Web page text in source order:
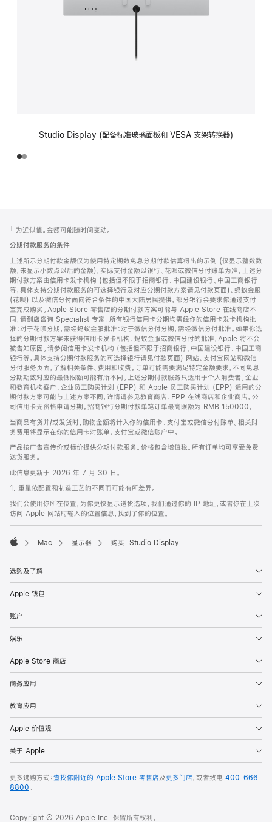
Studio Display (配备标准玻璃面板和 VESA 支架转换器)
页
页
脚
注
‡ 为近似值。金额可能随时间变动。
分期付款服务的条件
上述所示分期付款金额仅为使用特定期数免息分期付款估算得出的示例 (仅显示整数数
额，未显示小数点以后的金额)，实际支付金额以银行、花呗或微信分付账单为准。上述分
期付款方案由信用卡发卡机构 (包括但不限于招商银行、中国建设银行、中国工商银行
等，具体支持分期付款服务的可选择银行及对应分期付款方案请见付款页面)、蚂蚁金服
(花呗) 以及微信分付面向符合条件的中国大陆居民提供。部分银行会要求你通过支付
宝完成购买。Apple Store 零售店的分期付款方案可能与 Apple Store 在线商店不
同，请到店咨询 Specialist 专家。所有银行信用卡分期均需经你的信用卡发卡机构批
准；对于花呗分期，需经蚂蚁金服批准；对于微信分付分期，需经微信分付批准。如果你选
择的分期付款方案未获得信用卡发卡机构、蚂蚁金服或微信分付的批准，Apple 将不会
被告知原因。请参阅信用卡发卡机构 (包括但不限于招商银行、中国建设银行、中国工商
银行等，具体支持分期付款服务的可选择银行请见付款页面) 网站、支付宝网站和微信
分付服务页面，了解相关条件、费用和收费。订单可能需要满足特定金额要求，不同免息
分期期数对应的最低限额可能有所不同。上述分期付款服务只适用于个人消费者。企业
和教育机构客户、企业员工购买计划 (EPP) 和 Apple 员工购买计划 (EPP) 适用的分
期付款方案可能与上述方案不同，详情请参见教育商店、EPP 在线商店和企业商店。公
司信用卡无资格申请分期。招商银行分期付款单笔订单最高限额为 RMB 150000。
当商品有货并/或发货时，购物金额将计入你的信用卡、支付宝或微信分付账单。相关财
务费用将显示在你的信用卡对账单、支付宝或微信账户中。
产品按广告宣传价或标价提供分期付款服务。价格包含增值税。所有订单均可享受免费
送货服务。
此信息更新于 2026 年 7 月 30 日。
1. 重量依配置和制造工艺的不同而可能有所差异。
我们会使用你所在位置，为你更快显示送货选项。我们通过你的 IP 地址，或者你在上次
访问 Apple 网站时输入的位置信息，找到了你的位置。
Mac 显示器 购买 Studio Display
选购及了解
Apple 钱包
账户
娱乐
Apple Store 商店
商务应用
教育应用
Apple 价值观
关于 Apple
更多选购方式：查找你附近的 Apple Store 零售店及更多门店，或者致电 400-666-
8800。
Copyright © 2026 Apple Inc. 保留所有权利。